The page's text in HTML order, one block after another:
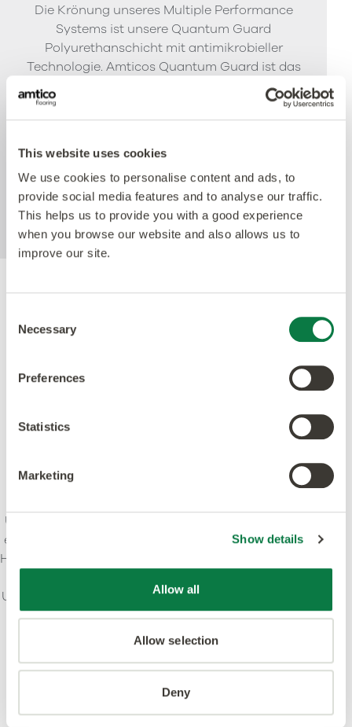
This website uses cookies
We use cookies to personalise content and ads, to
provide social media features and to analyse our traffic.
This helps us to provide you with a good experience
when you browse our website and also allows us to
improve our site.
Selection
Necessary
Preferences
Statistics
Marketing
Show details
Allow all
Allow selection
Deny
Die Krönung unseres Multiple Performance
Systems ist unsere Quantum Guard
Polyurethanschicht mit antimikrobieller
Technologie. Amticos Quantum Guard ist das
haltbarste Polyurethan auf dem Markt. Die
niedrigglänzende Oberfläche erleichtert die
Reinigung unserer Böden und macht das Polieren
bietet Sicherheit zwischen den Reinigungszyklen
und reduziert nachweislich die vorhandenen
Bakterien innerhalb von 24 Stunden um mehr als
99%.
Unser Anspruch ist es, Kreativität und Innovation mit
einem Höchstmaß an Qualität zu verbinden - Design,
Herstellung, Produkt und Service. Wir bekennen uns zu
Umweltbewusstsein in der Branche zu stärken. Unsere
Produkte und Prozesse erfüllen oder übertreffen
weltweit führende Standards.